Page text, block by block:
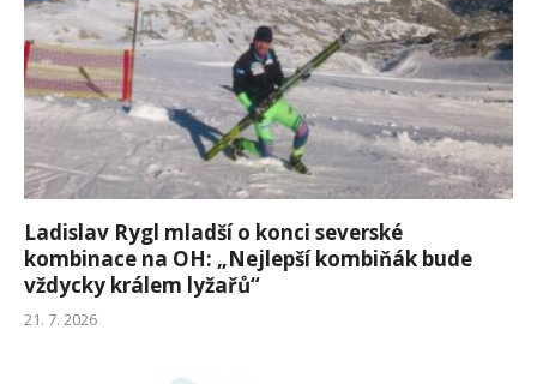
Ladislav Rygl mladší o konci severské
kombinace na OH: „Nejlepší kombiňák bude
vždycky králem lyžařů“
21. 7. 2026